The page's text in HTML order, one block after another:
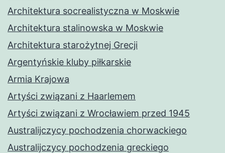
Architektura socrealistyczna w Moskwie
Architektura stalinowska w Moskwie
Architektura starożytnej Grecji
Argentyńskie kluby piłkarskie
Armia Krajowa
Artyści związani z Haarlemem
Artyści związani z Wrocławiem przed 1945
Australijczycy pochodzenia chorwackiego
Australijczycy pochodzenia greckiego